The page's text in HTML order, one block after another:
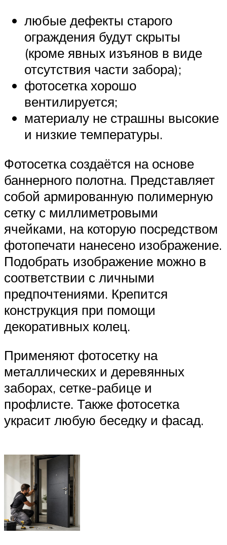
любые дефекты старого
ограждения будут скрыты
(кроме явных изъянов в виде
отсутствия части забора);
фотосетка хорошо
вентилируется;
материалу не страшны высокие
и низкие температуры.
Фотосетка создаётся на основе
баннерного полотна. Представляет
собой армированную полимерную
сетку с миллиметровыми
ячейками, на которую посредством
фотопечати нанесено изображение.
Подобрать изображение можно в
соответствии с личными
предпочтениями. Крепится
конструкция при помощи
декоративных колец.
Применяют фотосетку на
металлических и деревянных
заборах, сетке-рабице и
профлисте. Также фотосетка
украсит любую беседку и фасад.